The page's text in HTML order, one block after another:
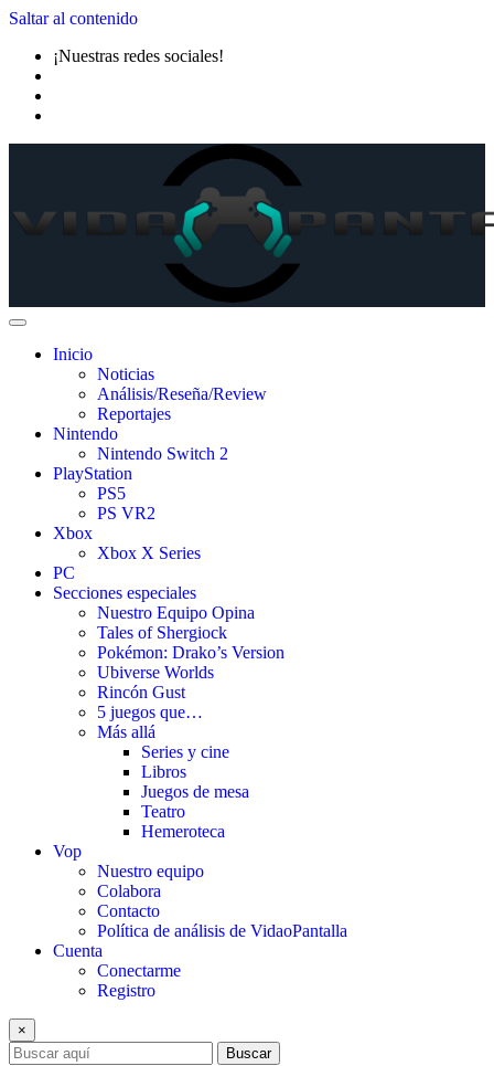
Saltar al contenido
¡Nuestras redes sociales!
Inicio
Noticias
Análisis/Reseña/Review
Reportajes
Nintendo
Nintendo Switch 2
PlayStation
PS5
PS VR2
Xbox
Xbox X Series
PC
Secciones especiales
Nuestro Equipo Opina
Tales of Shergiock
Pokémon: Drako’s Version
Ubiverse Worlds
Rincón Gust
5 juegos que…
Más allá
Series y cine
Libros
Juegos de mesa
Teatro
Hemeroteca
Vop
Nuestro equipo
Colabora
Contacto
Política de análisis de VidaoPantalla
Cuenta
Conectarme
Registro
×
Buscar